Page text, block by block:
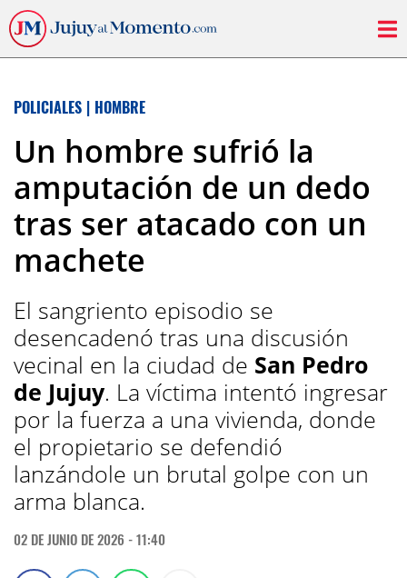
POLICIALES | HOMBRE
Un hombre sufrió la
amputación de un dedo
tras ser atacado con un
machete
El sangriento episodio se
desencadenó tras una discusión
vecinal en la ciudad de San Pedro
de Jujuy. La víctima intentó ingresar
por la fuerza a una vivienda, donde
el propietario se defendió
lanzándole un brutal golpe con un
arma blanca.
02 DE JUNIO DE 2026 - 11:40